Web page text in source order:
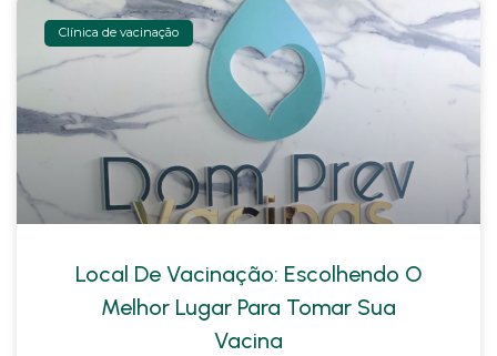
Clínica de vacinação
Local De Vacinação: Escolhendo O
Melhor Lugar Para Tomar Sua
Vacina